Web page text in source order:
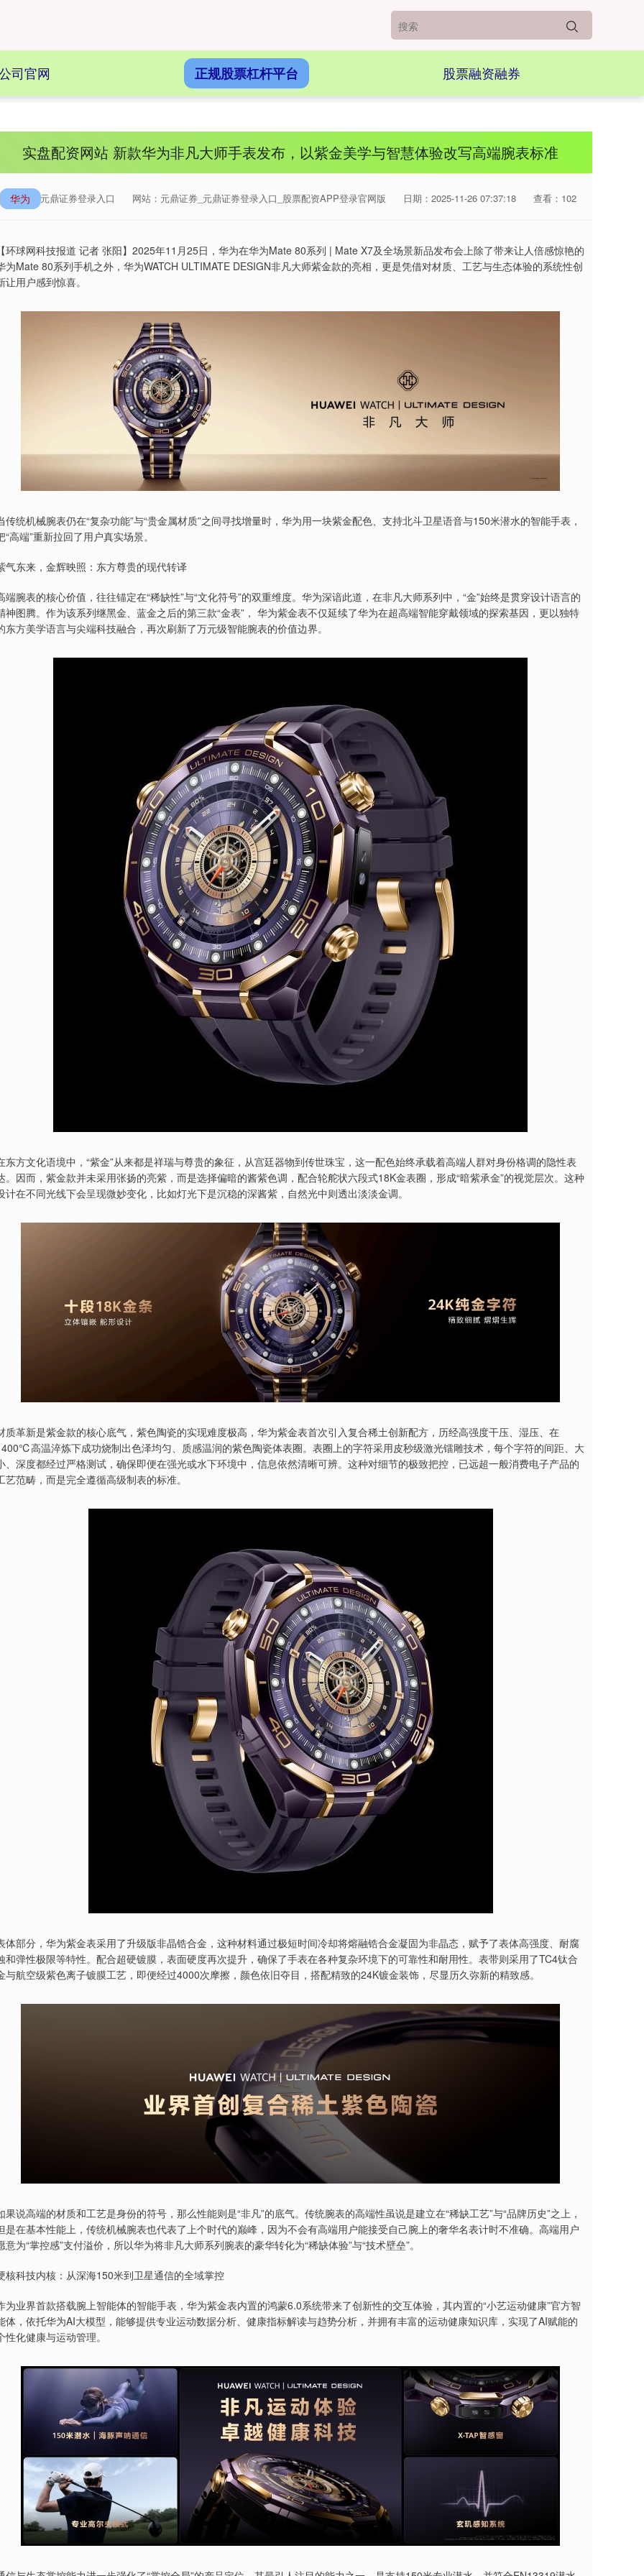
司官网 正规股票杠杆平台 股票融资融券
实盘配资网站 新款华为非凡大师手表发布，以紫金美学与智慧体验改写高端腕表标准
华为
来源：元鼎证券登录入口 网站：元鼎证券_元鼎证券登录入口_股票配资APP登录官网版 日期：2025-11-26 07:37:18 查看：102
【环球网科技报道 记者 张阳】2025年11月25日，华为在华为Mate 80系列 | Mate X7及全场景新品发布会上除了带来让人倍感惊艳的
为Mate 80系列手机之外，华为WATCH ULTIMATE DESIGN非凡大师紫金款的亮相，更是凭借对材质、工艺与生态体验的系统性创
让用户感到惊喜。
传统机械腕表仍在“复杂功能”与“贵金属材质”之间寻找增量时，华为用一块紫金配色、支持北斗卫星语音与150米潜水的智能手表，
“高端”重新拉回了用户真实场景。
气东来，金辉映照：东方尊贵的现代转译
端腕表的核心价值，往往锚定在“稀缺性”与“文化符号”的双重维度。华为深谙此道，在非凡大师系列中，“金”始终是贯穿设计语言的
神图腾。作为该系列继黑金、蓝金之后的第三款“金表”， 华为紫金表不仅延续了华为在超高端智能穿戴领域的探索基因，更以独特
东方美学语言与尖端科技融合，再次刷新了万元级智能腕表的价值边界。
东方文化语境中，“紫金”从来都是祥瑞与尊贵的象征，从宫廷器物到传世珠宝，这一配色始终承载着高端人群对身份格调的隐性表
。因而，紫金款并未采用张扬的亮紫，而是选择偏暗的酱紫色调，配合轮舵状六段式18K金表圈，形成“暗紫承金”的视觉层次。这种
计在不同光线下会呈现微妙变化，比如灯光下是沉稳的深酱紫，自然光中则透出淡淡金调。
质革新是紫金款的核心底气，紫色陶瓷的实现难度极高，华为紫金表首次引入复合稀土创新配方，历经高强度干压、湿压、在
高温淬炼下成功烧制出色泽均匀、质感温润的紫色陶瓷体表圈。表圈上的字符采用皮秒级激光镭雕技术，每个字符的间距、大
、深度都经过严格测试，确保即便在强光或水下环境中，信息依然清晰可辨。这种对细节的极致把控，已远超一般消费电子产品的
艺范畴，而是完全遵循高级制表的标准。
体部分，华为紫金表采用了升级版非晶锆合金，这种材料通过极短时间冷却将熔融锆合金凝固为非晶态，赋予了表体高强度、耐腐
和弹性极限等特性。配合超硬镀膜，表面硬度再次提升，确保了手表在各种复杂环境下的可靠性和耐用性。表带则采用了TC4钛合
与航空级紫色离子镀膜工艺，即便经过4000次摩擦，颜色依旧夺目，搭配精致的24K镀金装饰，尽显历久弥新的精致感。
果说高端的材质和工艺是身份的符号，那么性能则是“非凡”的底气。传统腕表的高端性虽说是建立在“稀缺工艺”与“品牌历史”之上，
是在基本性能上，传统机械腕表也代表了上个时代的巅峰，因为不会有高端用户能接受自己腕上的奢华名表计时不准确。高端用户
意为“掌控感”支付溢价，所以华为将非凡大师系列腕表的豪华转化为“稀缺体验”与“技术壁垒”。
核科技内核：从深海150米到卫星通信的全域掌控
为业界首款搭载腕上智能体的智能手表，华为紫金表内置的鸿蒙6.0系统带来了创新性的交互体验，其内置的“小艺运动健康”官方智
体，依托华为AI大模型，能够提供专业运动数据分析、健康指标解读与趋势分析，并拥有丰富的运动健康知识库，实现了AI赋能的
性化健康与运动管理。